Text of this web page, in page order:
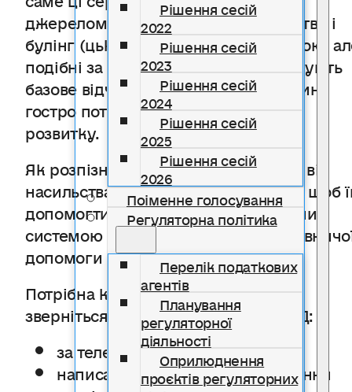
Рішення сесій
2022
Рішення сесій
2023
Рішення сесій
2024
Рішення сесій
2025
Рішення сесій
2026
Поіменне голосування
Регуляторна політика
Перелік податкових
агентів
Планування
регуляторної
діяльності
Оприлюднення
проєктів регуляторних
джерелом болю. Домашнє насильство і
булінг (цькування) — різні за формою,
подібні за наслідками: обидва руйнують
базове відчуття безпеки, якого дитина
гостро потребує для нормального
розвитку.
Як розпізнати, що дитина потерпає від
насильства або булінгу, та як діяти, щоб
допомогти — у картках, підготовлених
системою надання безоплатної
допомоги (БПД).
Потрібна консультація юриста —
зверніться до системи надання БПД:
за телефоном 0 800 213 103
написати у приватні повідомлення